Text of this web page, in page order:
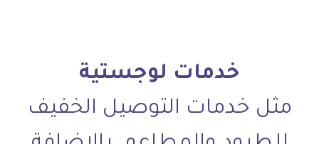
خدمات لوجستية
مثل خدمات التوصيل الخفيف